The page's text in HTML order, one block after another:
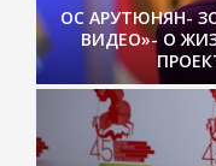
ОС АРУТЮНЯН-
ВИДЕО»- О